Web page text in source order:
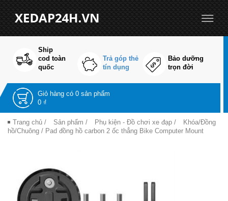
Ship
cod toàn
quốc
Trả góp thẻ
tín dụng
Bảo dưỡng
trọn đời
Giỏ hàng có 0 sản phẩm
0 ₫
Trang chủ / Sản phẩm / Phụ kiện - Đồ chơi xe đạp /
Khóa/Đồng
hồ/Chuông / Pad đồng hồ carbon 2 ốc thẳng Bike Computer Mount